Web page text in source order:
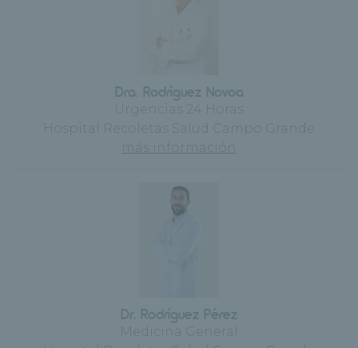
Dra. Rodríguez Novoa
Urgencias 24 Horas
Hospital Recoletas Salud Campo Grande
más información
Dr. Rodríguez Pérez
Medicina General